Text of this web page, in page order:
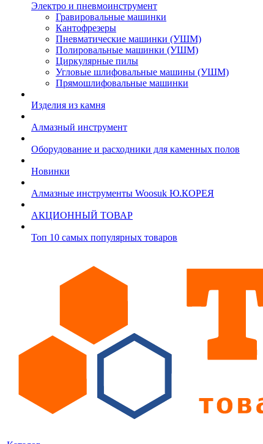
Электро и пневмоинструмент
Гравировальные машинки
Кантофрезеры
Пневматические машинки (УШМ)
Полировальные машинки (УШМ)
Циркулярные пилы
Угловые шлифовальные машины (УШМ)
Прямошлифовальные машинки
Изделия из камня
Алмазный инструмент
Оборудование и расходники для каменных полов
Новинки
Алмазные инструменты Woosuk Ю.КОРЕЯ
АКЦИОННЫЙ ТОВАР
Топ 10 самых популярных товаров